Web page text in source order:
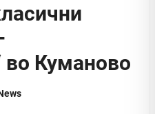
во Куманово